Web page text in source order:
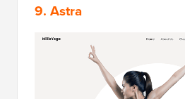
9. Astra